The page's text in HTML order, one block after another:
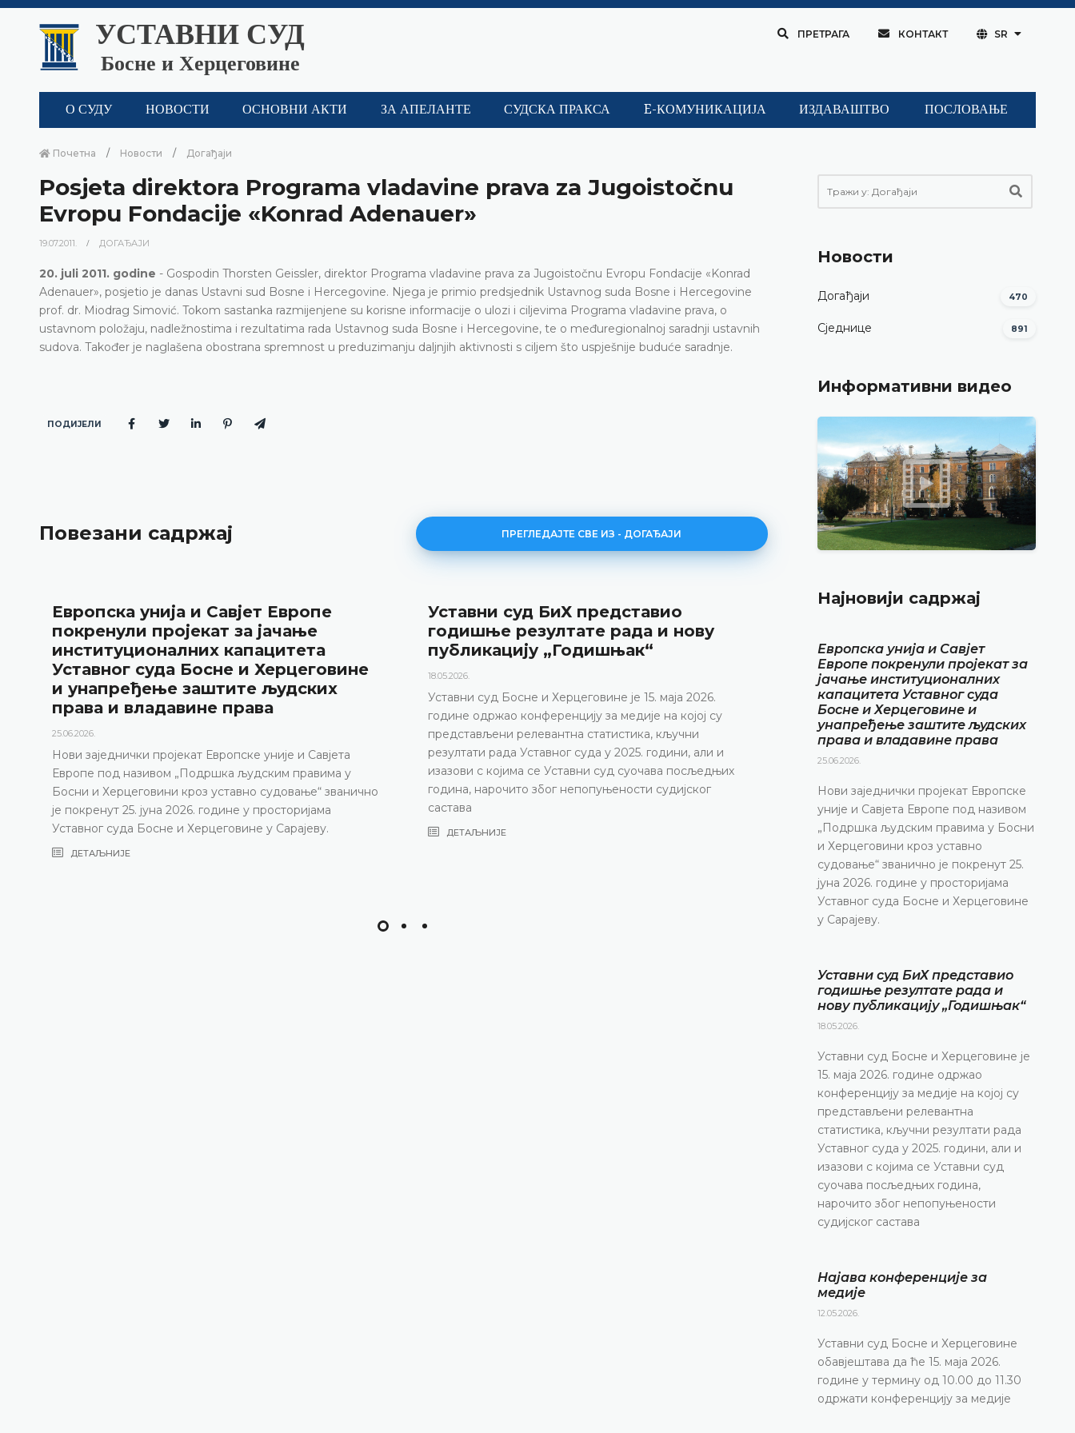
УСТАВНИ СУД
Босне и Херцеговине
ПРЕТРАГА КОНТАКТ SR
О СУДУ НОВОСТИ ОСНОВНИ АКТИ ЗА АПЕЛАНТЕ СУДСКА ПРАКСА E-КОМУНИКАЦИЈА ИЗДАВАШТВО ПОСЛОВАЊЕ
Почетна Новости Догађаји
Posjeta direktora Programa vladavine prava za Jugoistočnu
Evropu Fondacije «Konrad Adenauer»
19.07.2011. ДОГАЂАЈИ
20. juli 2011. godine - Gospodin Thorsten Geissler, direktor Programa vladavine prava za Jugoistočnu Evropu Fondacije «Konrad
Adenauer», posjetio je danas Ustavni sud Bosne i Hercegovine. Njega je primio predsjednik Ustavnog suda Bosne i Hercegovine
prof. dr. Miodrag Simović. Tokom sastanka razmijenjene su korisne informacije o ulozi i ciljevima Programa vladavine prava, o
ustavnom položaju, nadležnostima i rezultatima rada Ustavnog suda Bosne i Hercegovine, te o međuregionalnoj saradnji ustavnih
sudova. Također je naglašena obostrana spremnost u preduzimanju daljnjih aktivnosti s ciljem što uspješnije buduće saradnje.
ПОДИЈЕЛИ
Повезани садржај ПРЕГЛЕДАЈТЕ СВЕ ИЗ - ДОГАЂАЈИ
Европска унија и Савјет Европе
покренули пројекат за јачање
институционалних капацитета
Уставног суда Босне и Херцеговине
и унапређење заштите људских
права и владавине права
25.06.2026.
Нови заједнички пројекат Европске уније и Савјета
Европе под називом „Подршка људским правима у
Босни и Херцеговини кроз уставно судовање“ званично
је покренут 25. јуна 2026. године у просторијама
Уставног суда Босне и Херцеговине у Сарајеву.
ДЕТАЉНИЈЕ
Уставни суд БиХ представио
годишње резултате рада и нову
публикацију „Годишњак“
18.05.2026.
Уставни суд Босне и Херцеговине је 15. маја 2026.
године одржао конференцију за медије на којој су
представљени релевантна статистика, кључни
резултати рада Уставног суда у 2025. години, али и
изазови с којима се Уставни суд суочава посљедњих
година, нарочито због непопуњености судијског
састава
ДЕТАЉНИЈЕ
Најава конференције за
Уставни суд Босне и Херцеговине
маја 2026. године у термину од 10.00 до 11.30
конференцију за медије
ДЕТАЉНИЈЕ
Новости
Догађаји 470
Сједнице 891
Информативни видео
Најновији садржај
Европска унија и Савјет
Европе покренули пројекат за
јачање институционалних
капацитета Уставног суда
Босне и Херцеговине и
унапређење заштите људских
права и владавине права
25.06.2026.
Нови заједнички пројекат Европске
уније и Савјета Европе под називом
„Подршка људским правима у Босни
и Херцеговини кроз уставно
судовање“ званично је покренут 25.
јуна 2026. године у просторијама
Уставног суда Босне и Херцеговине
у Сарајеву.
Уставни суд БиХ представио
годишње резултате рада и
нову публикацију „Годишњак“
18.05.2026.
Уставни суд Босне и Херцеговине је
15. маја 2026. године одржао
конференцију за медије на којој су
представљени релевантна
статистика, кључни резултати рада
Уставног суда у 2025. години, али и
изазови с којима се Уставни суд
суочава посљедњих година,
нарочито због непопуњености
судијског састава
Најава конференције за
медије
12.05.2026.
Уставни суд Босне и Херцеговине
обавјештава да ће 15. маја 2026.
године у термину од 10.00 до 11.30
одржати конференцију за медије